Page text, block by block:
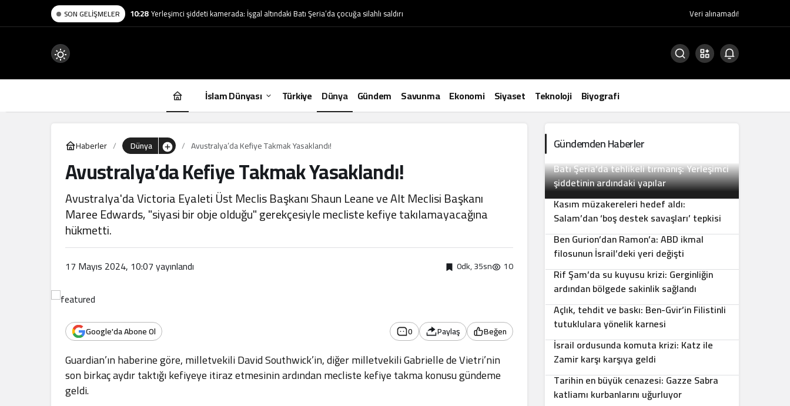
SON GELIŞMELER 10:28 Yerleşimci şiddeti kamerada: İşgal altındaki Batı Şeria’da çocuğa silahlı saldırı Veri alınamadı!
Mod
değiştir
İslam Dünyası Türkiye Dünya Gündem Savunma Ekonomi Siyaset Teknoloji Biyografi
Haberler Dünya Avustralya’da Kefiye Takmak Yasaklandı!
Avustralya’da Kefiye Takmak Yasaklandı!
Avustralya'da Victoria Eyaleti Üst Meclis Başkanı Shaun Leane ve Alt Meclisi Başkanı
Maree Edwards, "siyasi bir obje olduğu" gerekçesiyle mecliste kefiye takılamayacağına
hükmetti.
17 Mayıs 2024, 10:07yayınlandı 0dk, 35sn 10
Google'da Abone Ol 0 Paylaş Beğen
Guardian’ın haberine göre, milletvekili David Southwick’in, diğer milletvekili Gabrielle de Vietri’nin
son birkaç aydır taktığı kefiyeye itiraz etmesinin ardından mecliste kefiye takma konusu gündeme
geldi.
Gündemden Haberler
Batı Şeria’da tehlikeli tırmanış: Yerleşimci
şiddetinin ardındaki yapılar
2
Kasım müzakereleri hedef aldı:
Salam’dan ‘boş destek savaşları’ tepkisi
3
Ben Gurion’dan Ramon’a: ABD ikmal
filosunun İsrail’deki yeri değişti
4
Rif Şam’da su kuyusu krizi: Gerginliğin
ardından bölgede sakinlik sağlandı
5
Açlık, tehdit ve baskı: Ben-Gvir’in Filistinli
tutuklulara yönelik karnesi
6
İsrail ordusunda komuta krizi: Katz ile
Zamir karşı karşıya geldi
7
Tarihin en büyük cenazesi: Gazze Sabra
katliamı kurbanlarını uğurluyor
8